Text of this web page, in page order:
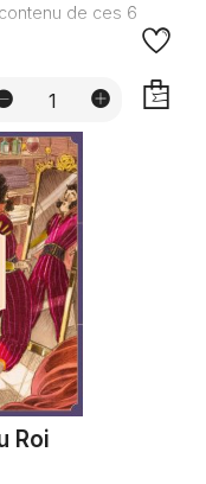
de ces 6
Roi